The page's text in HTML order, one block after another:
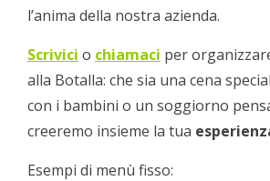
l’anima della nostra azienda.
Scrivici o chiamaci per
alla Botalla: che sia una cena
con i bambini o un soggiorno
creeremo insieme la tua
Esempi di menù fisso: